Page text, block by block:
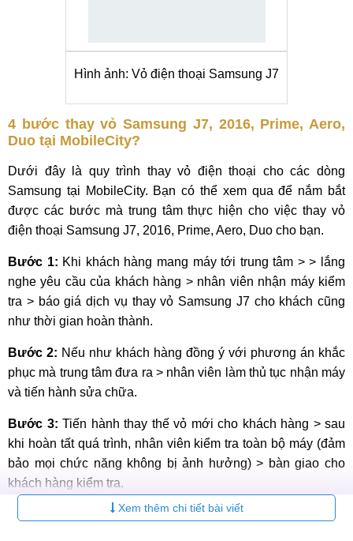
Hình ảnh: Vỏ điện thoại Samsung J7
4 bước thay vỏ Samsung J7, 2016, Prime, Aero,
Duo tại MobileCity?
Dưới đây là quy trình thay vỏ điện thoại cho các dòng
Samsung tại MobileCity. Bạn có thể xem qua để nắm bắt
được các bước mà trung tâm thực hiện cho việc thay vỏ
điện thoại Samsung J7, 2016, Prime, Aero, Duo cho bạn.
Bước 1: Khi khách hàng mang máy tới trung tâm > > lắng
nghe yêu cầu của khách hàng > nhân viên nhận máy kiểm
tra > báo giá dịch vụ thay vỏ Samsung J7 cho khách cũng
như thời gian hoàn thành.
Bước 2: Nếu như khách hàng đồng ý với phương án khắc
phục mà trung tâm đưa ra > nhân viên làm thủ tục nhận máy
và tiến hành sửa chữa.
Bước 3: Tiến hành thay thế vỏ mới cho khách hàng > sau
khi hoàn tất quá trình, nhân viên kiểm tra toàn bộ máy (đảm
bảo mọi chức năng không bị ảnh hưởng) > bàn giao cho
khách hàng kiểm tra.
Khách hàng nhận máy kiểm tra > nếu đã hài lòng
Xem thêm chi tiết bài viết